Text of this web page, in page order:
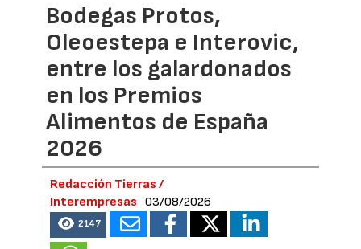
Bodegas Protos,
Oleoestepa e Interovic,
entre los galardonados
en los Premios
Alimentos de España
2026
Redacción Tierras /
Interempresas
03/08/2026
2147